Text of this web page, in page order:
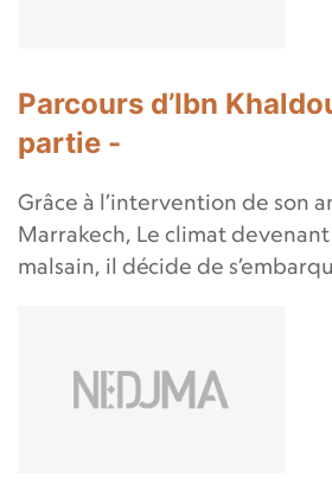
Parcours d’Ibn
partie -
Grâce à l’intervention de son
Marrakech, Le climat
malsain, il décide de